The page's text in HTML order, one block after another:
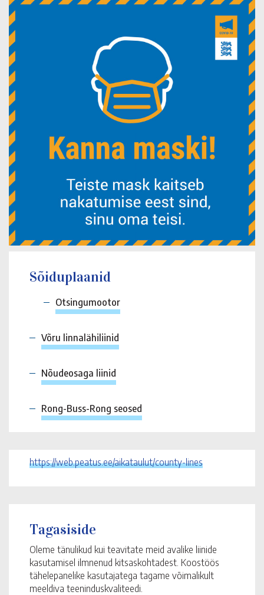
Sõiduplaanid
Otsingumootor
Võru linnalähiliinid
Nõudeosaga liinid
Rong-Buss-Rong seosed
https://web.peatus.ee/aikataulut/county-lines
Tagasiside
Oleme tänulikud kui teavitate meid avalike liinide
kasutamisel ilmnenud kitsaskohtadest. Koostöös
tähelepanelike kasutajatega tagame võimalikult
meeldiva teeninduskvaliteedi.